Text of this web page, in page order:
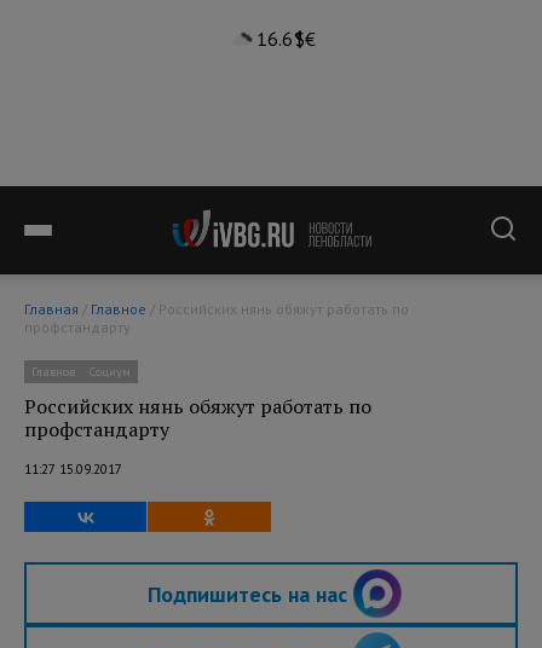
16.6°$€
Главная / Главное
профстандарту
Главное Социум
Российских нянь обяжут работать по
профстандарту
11:27 15.09.2017
Подпишитесь на нас